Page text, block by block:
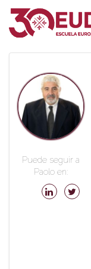
Puede seguir a
Paolo en: